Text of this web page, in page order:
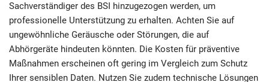
Sachverständiger des BSI hinzugezogen werden, um
professionelle Unterstützung zu erhalten. Achten Sie auf
ungewöhnliche Geräusche oder Störungen, die auf
Abhörgeräte hindeuten könnten. Die Kosten für präventive
Maßnahmen erscheinen oft gering im Vergleich zum Schutz
Ihrer sensiblen Daten. Nutzen Sie zudem technische Lösungen